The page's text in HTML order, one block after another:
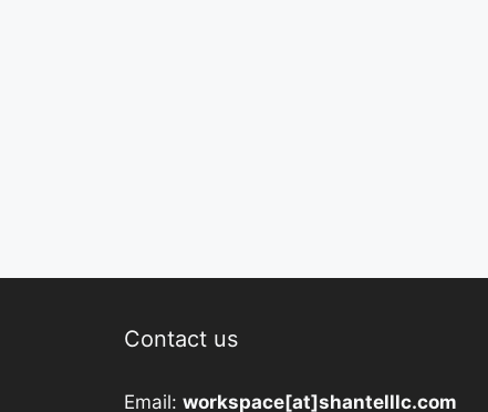
Contact us
Email: workspace[at]shantelllc.com